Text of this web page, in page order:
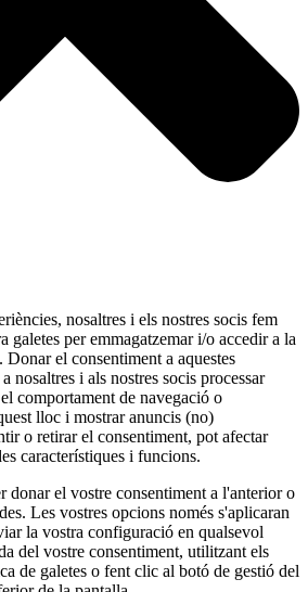
nosaltres i els nostres socis fem
galetes per emmagatzemar i/o accedir a la
el consentiment a aquestes
nosaltres i als nostres socis processar
comportament de navegació o
lloc i mostrar anuncis (no)
o retirar el consentiment, pot afectar
característiques i funcions.
donar el vostre consentiment a l'anterior o
Les vostres opcions només s'aplicaran
la vostra configuració en qualsevol
del vostre consentiment, utilitzant els
de galetes o fent clic al botó de gestió del